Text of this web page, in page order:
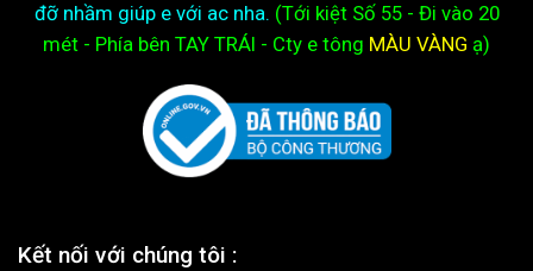
đỡ nhầm giúp e với ac nha. (Tới kiệtSố 55 - Đi vào 20
mét - Phía bên TAY TRÁI - Cty e tông MÀU VÀNG ạ)
Kết nối với chúng tôi :